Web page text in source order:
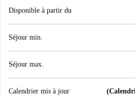
Disponible à partir du
Séjour min.
Séjour max.
Calendrier mis à jour